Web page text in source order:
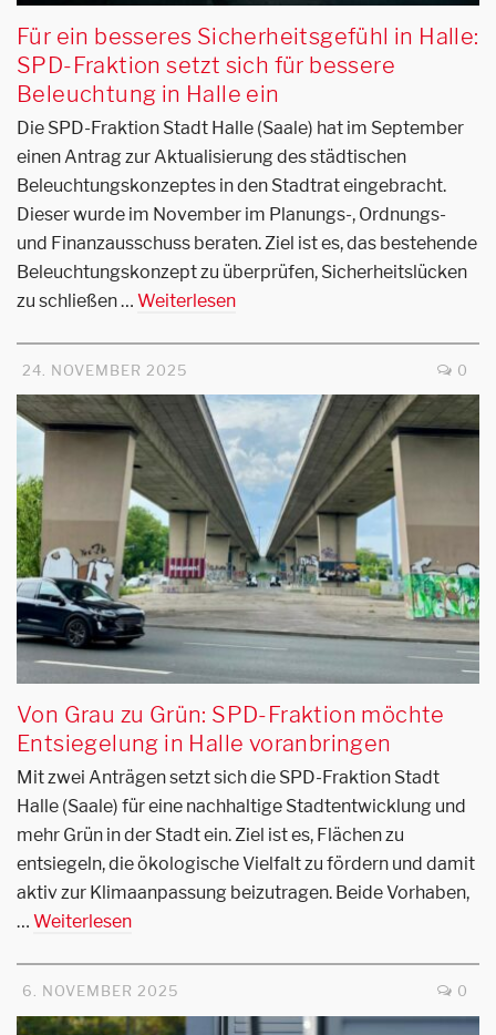
Für ein besseres Sicherheitsgefühl in Halle:
SPD-Fraktion setzt sich für bessere
Beleuchtung in Halle ein
Die SPD-Fraktion Stadt Halle (Saale) hat im September
einen Antrag zur Aktualisierung des städtischen
Beleuchtungskonzeptes in den Stadtrat eingebracht.
Dieser wurde im November im Planungs-, Ordnungs-
und Finanzausschuss beraten. Ziel ist es, das bestehende
Beleuchtungskonzept zu überprüfen, Sicherheitslücken
zu schließen … Weiterlesen
24. NOVEMBER 2025 0
Von Grau zu Grün: SPD-Fraktion möchte
Entsiegelung in Halle voranbringen
Mit zwei Anträgen setzt sich die SPD-Fraktion Stadt
Halle (Saale) für eine nachhaltige Stadtentwicklung und
mehr Grün in der Stadt ein. Ziel ist es, Flächen zu
entsiegeln, die ökologische Vielfalt zu fördern und damit
aktiv zur Klimaanpassung beizutragen. Beide Vorhaben,
… Weiterlesen
6. NOVEMBER 2025 0